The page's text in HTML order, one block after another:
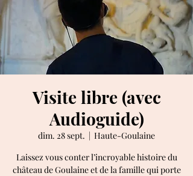
Visite libre (avec
Audioguide)
dim. 28 sept.
  |
Haute-Goulaine
Laissez vous conter l’incroyable histoire du
château de Goulaine et de la famille qui porte